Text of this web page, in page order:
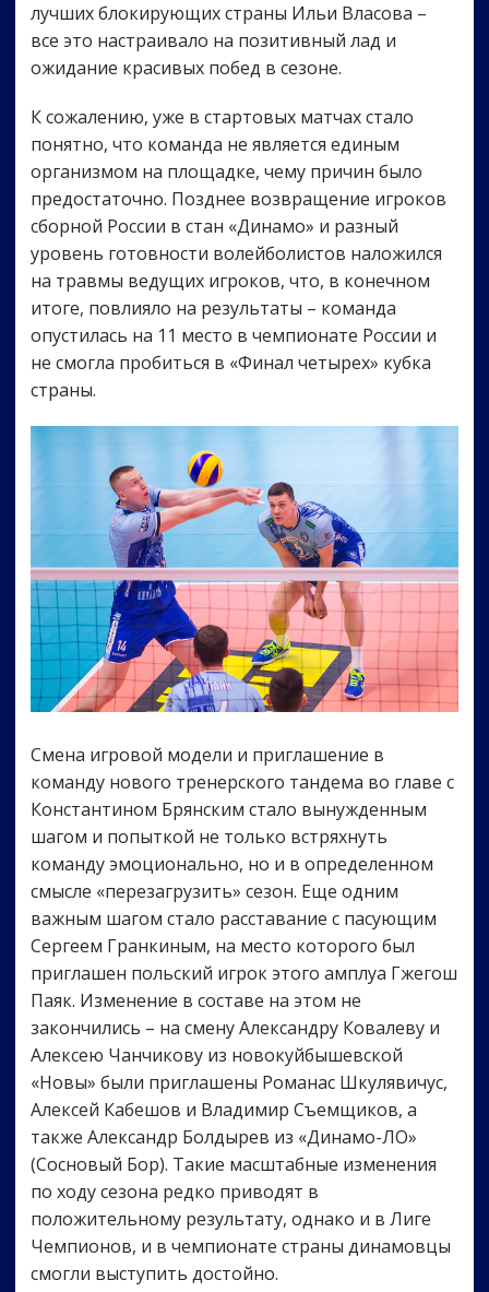
лучших блокирующих страны Ильи Власова –
все это настраивало на позитивный лад и
ожидание красивых побед в сезоне.
К сожалению, уже в стартовых матчах стало
понятно, что команда не является единым
организмом на площадке, чему причин было
предостаточно. Позднее возвращение игроков
сборной России в стан «Динамо» и разный
уровень готовности волейболистов наложился
на травмы ведущих игроков, что, в конечном
итоге, повлияло на результаты – команда
опустилась на 11 место в чемпионате России и
не смогла пробиться в «Финал четырех» кубка
страны.
Смена игровой модели и приглашение в
команду нового тренерского тандема во главе с
Константином Брянским стало вынужденным
шагом и попыткой не только встряхнуть
команду эмоционально, но и в определенном
смысле «перезагрузить» сезон. Еще одним
важным шагом стало расставание с пасующим
Сергеем Гранкиным, на место которого был
приглашен польский игрок этого амплуа Гжегош
Паяк. Изменение в составе на этом не
закончились – на смену Александру Ковалеву и
Алексею Чанчикову из новокуйбышевской
«Новы» были приглашены Романас Шкулявичус,
Алексей Кабешов и Владимир Съемщиков, а
также Александр Болдырев из «Динамо-ЛО»
(Сосновый Бор). Такие масштабные изменения
по ходу сезона редко приводят в
положительному результату, однако и в Лиге
Чемпионов, и в чемпионате страны динамовцы
смогли выступить достойно.